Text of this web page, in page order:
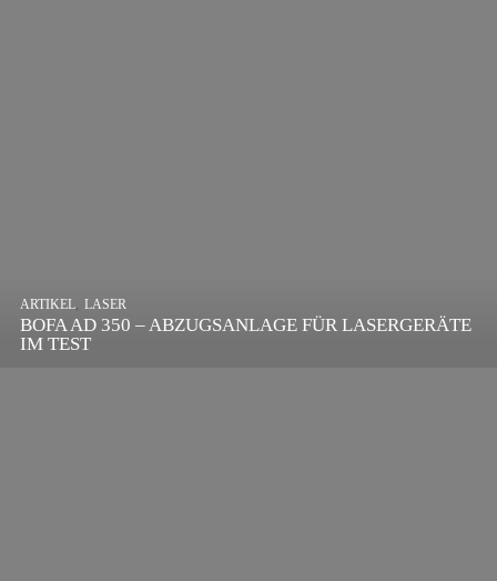
BOFA AD 350 – ABZUGSANLAGE FÜR LASERGERÄTE
IM TEST
ARTIKEL, LASER
DIE BEDEUTENDSTEN SCHRITTE ZUR
ERFOLGREICHEN MARKENBILDUNG IN DER
DIGITALEN ÄRA